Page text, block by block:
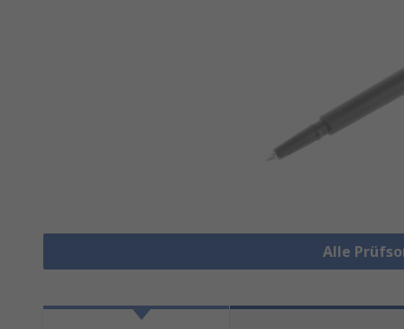
Alle